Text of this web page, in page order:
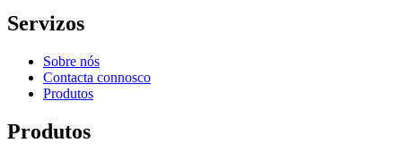
Servizos
Sobre nós
Contacta connosco
Produtos
Produtos